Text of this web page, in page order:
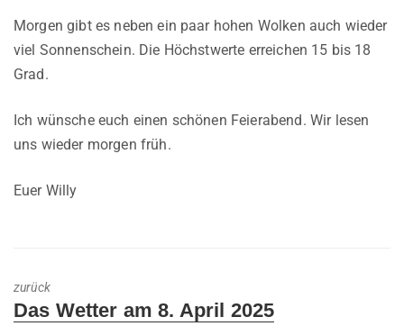
Morgen gibt es neben ein paar hohen Wolken auch wieder
viel Sonnenschein. Die Höchstwerte erreichen 15 bis 18
Grad.
Ich wünsche euch einen schönen Feierabend. Wir lesen
uns wieder morgen früh.
Euer Willy
zurück
Previous
Das Wetter am 8. April 2025